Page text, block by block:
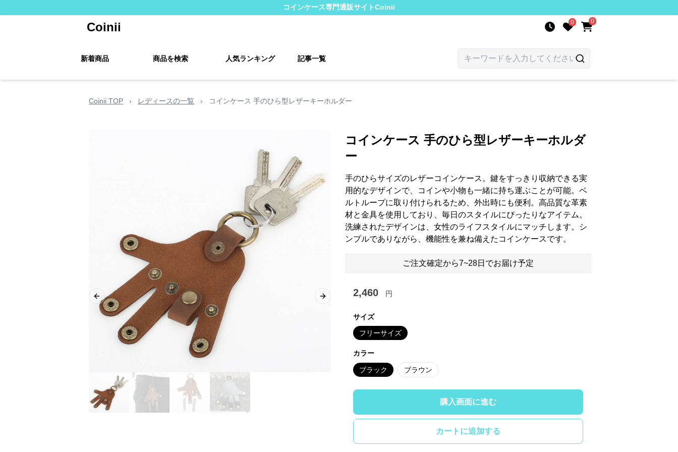
コインケース専門通販サイトCoinii
Coinii 0 0
新着商品 商品を検索 人気ランキング 記事一覧
Coinii TOP › レディースの一覧 › コインケース 手のひら型レザーキーホルダー
Previous slide Next slide
コインケース 手のひら型レザーキーホルダ
ー
手のひらサイズのレザーコインケース。鍵をすっきり収納できる実
用的なデザインで、コインや小物も一緒に持ち運ぶことが可能。ベ
ルトループに取り付けられるため、外出時にも便利。高品質な革素
材と金具を使用しており、毎日のスタイルにぴったりなアイテム。
洗練されたデザインは、女性のライフスタイルにマッチします。シ
ンプルでありながら、機能性を兼ね備えたコインケースです。
ご注文確定から7~28日でお届け予定
2,460 円
サイズ
フリーサイズ
カラー
ブラック ブラウン
購入画面に進む
カートに追加する